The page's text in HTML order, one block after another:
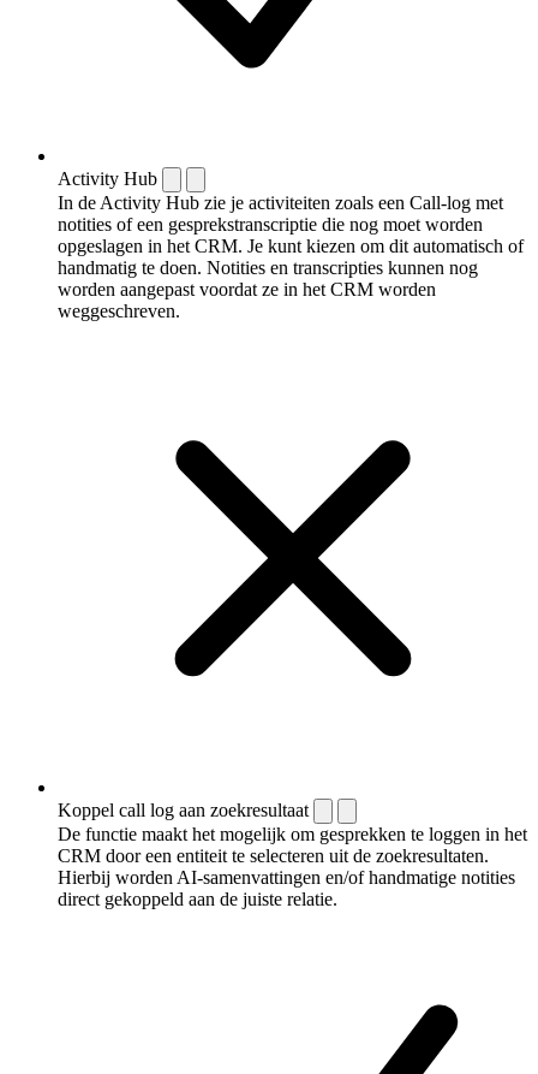
Activity Hub
In de Activity Hub zie je activiteiten zoals een Call-log met
notities of een gespreks­transcriptie die nog moet worden
opgeslagen in het CRM. Je kunt kiezen om dit automatisch of
handmatig te doen. Notities en transcripties kunnen nog
worden aangepast voordat ze in het CRM worden
weggeschreven.
Koppel call log aan zoekresultaat
De functie maakt het mogelijk om gesprekken te loggen in het
CRM door een entiteit te selecteren uit de zoekresultaten.
Hierbij worden AI-samenvattingen en/of handmatige notities
direct gekoppeld aan de juiste relatie.